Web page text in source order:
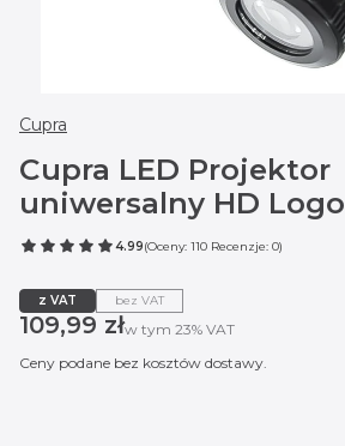
Cupra
Cupra LED Projektor
uniwersalny HD Logo
4.99(Oceny: 110 Recenzje: 0)
z VAT bez VAT
Cena
109,99 złw tym 23% VAT
w tym 23% VAT
Ceny podane bez kosztów dostawy.